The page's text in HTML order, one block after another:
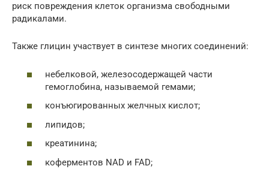
риск повреждения клеток организма свободными
радикалами.
Также глицин участвует в синтезе многих соединений:
небелковой, железосодержащей части
гемоглобина, называемой гемами;
конъюгированных желчных кислот;
липидов;
креатинина;
коферментов NAD и FAD;